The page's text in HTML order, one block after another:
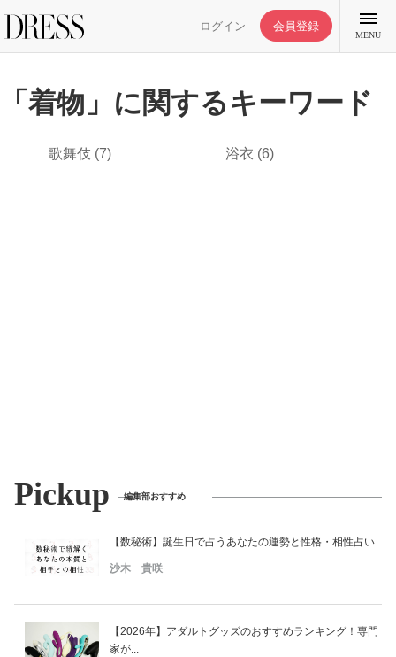
ログイン 会員登録
MENU
妊娠/出産/家族
グルメ
「着物」に関するキーワード
歌舞伎 (7) 浴衣 (6)
Pickup 編集部おすすめ
【数秘術】誕生日で占うあなたの運勢と性格・相性占い
沙木 貴咲
【2026年】アダルトグッズのおすすめランキング！専門
家が...